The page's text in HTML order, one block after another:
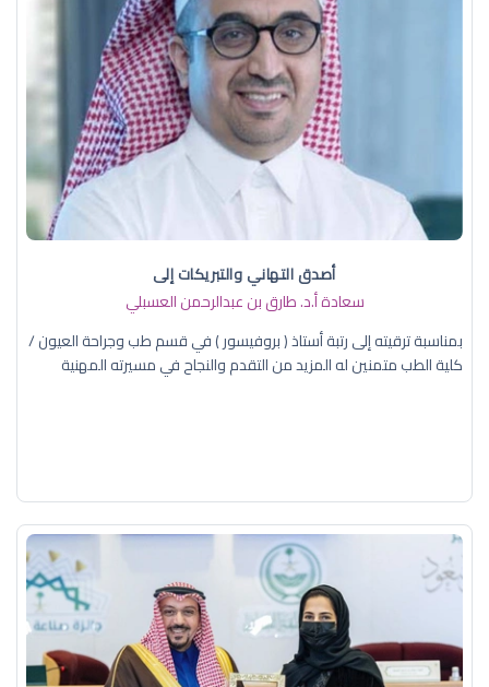
أصدق التهاني والتبريكات إلى
سعادة أ.د. ​طارق بن عبدالرحمن العسبلي
بمناسبة ترقيته إلى رتبة أستاذ ( بروفيسور ) في قسم طب وجراحة العيون /
كلية الطب متمنين له المزيد من التقدم والنجاح في مسيرته المهنية